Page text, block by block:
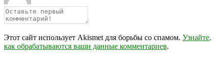
Этот сайт использует Akismet для борьбы со спамом. Узнайте,
как обрабатываются ваши данные комментариев.